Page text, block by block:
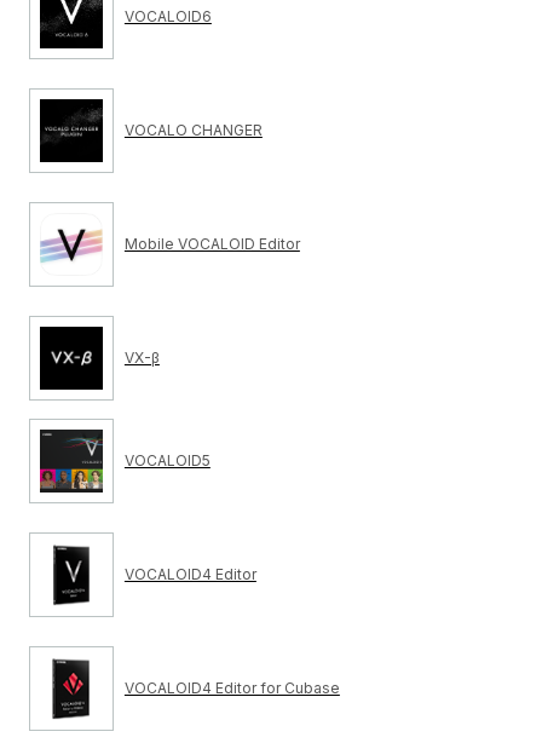
VOCALOID6
VOCALO CHANGER
Mobile VOCALOID Editor
VX-β
VOCALOID5
VOCALOID4 Editor
VOCALOID4 Editor for Cubase